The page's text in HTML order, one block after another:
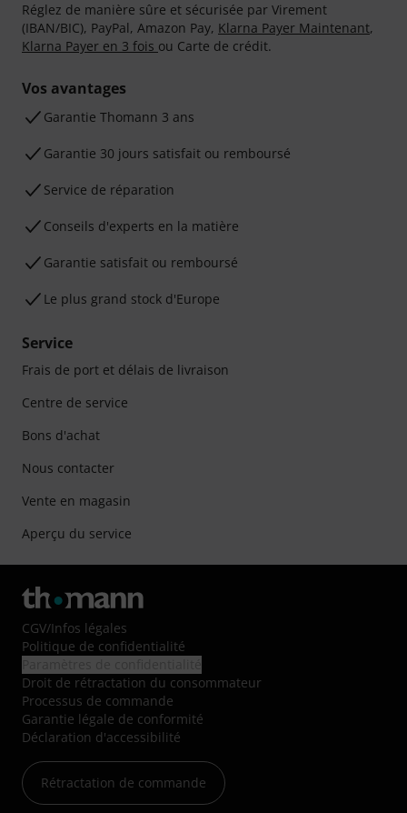
Réglez de manière sûre et sécurisée par Virement
(IBAN/BIC), PayPal, Amazon Pay, Klarna Payer Maintenant,
Klarna Payer en 3 fois ou Carte de crédit.
Vos avantages
Ga­ran­tie Thomann 3 ans
Garantie 30 jours satisfait ou remboursé
Service de réparation
Conseils d'experts en la matière
Garantie satisfait ou remboursé
Le plus grand stock d'Europe
Service
Frais de port et délais de livraison
Centre de service
Bons d'achat
Nous contacter
Vente en magasin
Aperçu du service
CGV/Infos légales
Politique de confidentialité
Droit de rétractation du consommateur
Processus de commande
Garantie légale de conformité
Déclaration d'accessibilité
Rétractation de commande